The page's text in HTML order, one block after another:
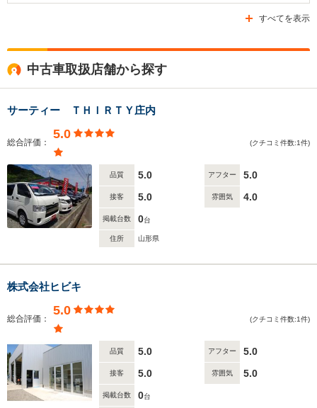
単式ホーム1面1線と島式ホーム1面2線からなる無人駅となっています。ま
といった教育施設が設けられているほか、定福院や了願寺といった寺社も
建てられています。なお、三瀬駅周辺を通っている道路には国道7号線や
県道334号線などがあります。
すべてを表示
中古車取扱店舗から探す
サーティー ＴＨＩＲＴＹ庄内
総合評価：
5.0
(クチコミ件数:1件)
品質 5.0 アフター 5.0
接客 5.0 雰囲気 4.0
掲載台数 0台
住所 山形県
株式会社ヒビキ
総合評価：
5.0
(クチコミ件数:1件)
品質 5.0 アフター 5.0
接客 5.0 雰囲気 5.0
掲載台数 0台